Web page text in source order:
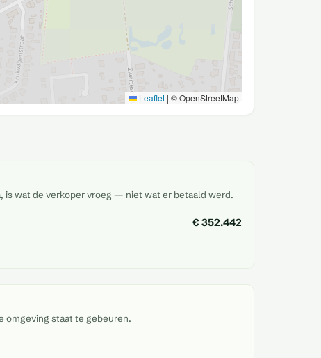
Leaflet | © OpenStreetMap
is wat de verkoper vroeg — niet wat er betaald werd.
€ 352.442
omgeving staat te gebeuren.